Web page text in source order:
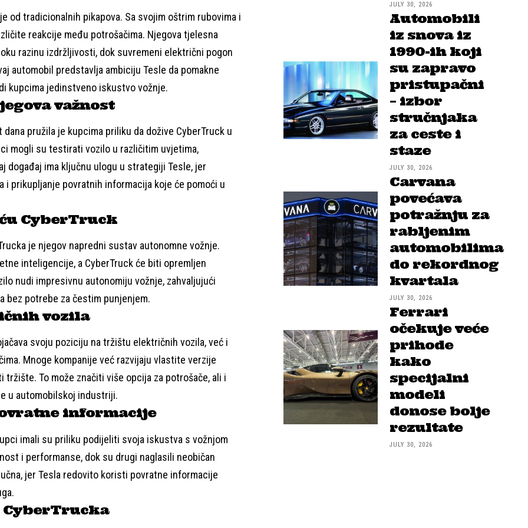
od tradicionalnih pikapova. Sa svojim oštrim rubovima i
reakcije među potrošačima. Njegova tjelesna
razinu izdržljivosti, dok suvremeni električni pogon
automobil predstavlja ambiciju Tesle da pomakne
kupcima jedinstveno iskustvo vožnje.
važnost
pružila je kupcima priliku da dožive CyberTruck u
mogli su testirati vozilo u različitim uvjetima,
događaj ima ključnu ulogu u strategiji Tesle, jer
prikupljanje povratnih informacija koje će pomoći u
CyberTruck
je njegov napredni sustav autonomne vožnje.
inteligencije, a CyberTruck će biti opremljen
nudi impresivnu autonomiju vožnje, zahvaljujući
bez potrebe za čestim punjenjem.
vozila
svoju poziciju na tržištu električnih vozila, već i
Mnoge kompanije već razvijaju vlastite verzije
To može značiti više opcija za potrošače, ali i
u automobilskoj industriji.
informacije
imali su priliku podijeliti svoja iskustva s vožnjom
i performanse, dok su drugi naglasili neobičan
jer Tesla redovito koristi povratne informacije
JULY 30, 2026
Automobili
iz snova iz
1990-ih koji
su zapravo
pristupačni
– izbor
stručnjaka
za ceste i
staze
JULY 30, 2026
Carvana
povećava
potražnju za
rabljenim
automobilima
do rekordnog
kvartala
JULY 30, 2026
Ferrari
očekuje veće
prihode
kako
specijalni
modeli
donose bolje
rezultate
JULY 30, 2026